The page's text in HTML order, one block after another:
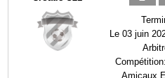
Le03 juin
Compétition:
Amicaux